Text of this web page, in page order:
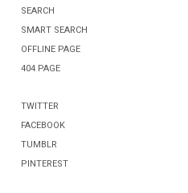
SEARCH
SMART SEARCH
OFFLINE PAGE
404 PAGE
TWITTER
FACEBOOK
TUMBLR
PINTEREST